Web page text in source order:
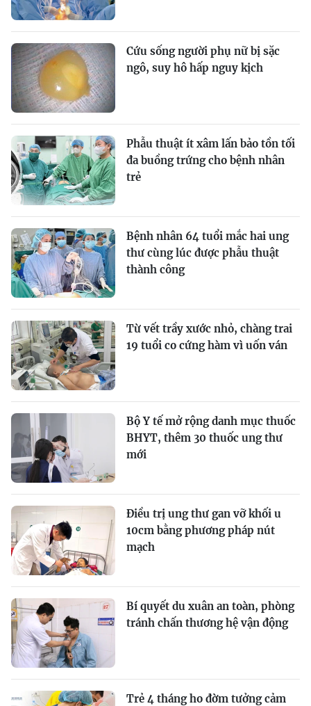
Cứu sống người phụ nữ bị sặc
ngô, suy hô hấp nguy kịch
Phẫu thuật ít xâm lấn bảo tồn tối
đa buồng trứng cho bệnh nhân
trẻ
Bệnh nhân 64 tuổi mắc hai ung
thư cùng lúc được phẫu thuật
thành công
Từ vết trầy xước nhỏ, chàng trai
19 tuổi co cứng hàm vì uốn ván
Bộ Y tế mở rộng danh mục thuốc
BHYT, thêm 30 thuốc ung thư
mới
Điều trị ung thư gan vỡ khối u
10cm bằng phương pháp nút
mạch
Bí quyết du xuân an toàn, phòng
tránh chấn thương hệ vận động
Trẻ 4 tháng ho đờm tưởng cảm